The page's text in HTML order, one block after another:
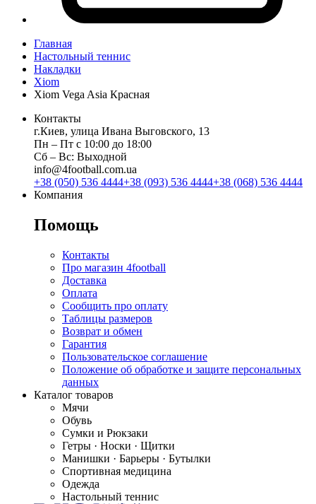
Главная
Настольный теннис
Накладки
Xiom
Xiom Vega Asia Красная
Контакты
г.Киев, улица Ивана Выговского, 13
Пн ‒ Пт с 10:00 до 18:00
Сб ‒ Вс: Выходной
info@4football.com.ua
+38 (050) 536 4444+38 (093) 536 4444+38 (068) 536 4444
Компания
Помощь
Контакты
Про магазин 4football
Доставка
Оплата
Сообщить про оплату
Таблицы размеров
Возврат и обмен
Гарантия
Пользовательское соглашение
Положение об обработке и защите персональных
данных
Каталог товаров
Мячи
Обувь
Сумки и Рюкзаки
Гетры · Носки · Щитки
Манишки · Барьеры · Бутылки
Спортивная медицина
Одежда
Настольный теннис